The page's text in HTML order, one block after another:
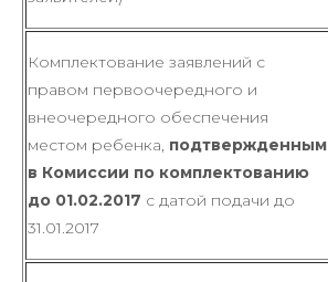
Комплектование заявлений с
правом первоочередного и
внеочередного обеспечения
местом ребенка, подтвержденным
в Комиссии по комплектованию
до 01.02.2017 с датой подачи до
31.01.2017